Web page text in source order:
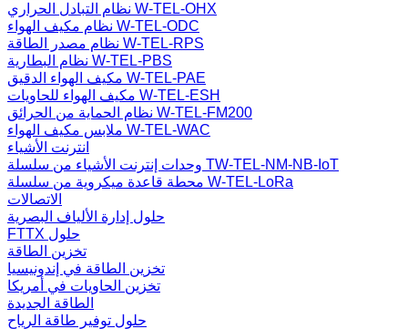
نظام التبادل الحراري W-TEL-OHX
نظام مكيف الهواء W-TEL-ODC
نظام مصدر الطاقة W-TEL-RPS
نظام البطارية W-TEL-PBS
مكيف الهواء الدقيق W-TEL-PAE
مكيف الهواء للحاويات W-TEL-ESH
نظام الحماية من الحرائق W-TEL-FM200
ملابس مكيف الهواء W-TEL-WAC
انترنت الأشياء
وحدات إنترنت الأشياء من سلسلة TW-TEL-NM-NB-IoT
محطة قاعدة ميكروية من سلسلة W-TEL-LoRa
الاتصالات
حلول إدارة الألياف البصرية
FTTX حلول
تخزين الطاقة
تخزين الطاقة في إندونيسيا
تخزين الحاويات في أمريكا
الطاقة الجديدة
حلول توفير طاقة الرياح